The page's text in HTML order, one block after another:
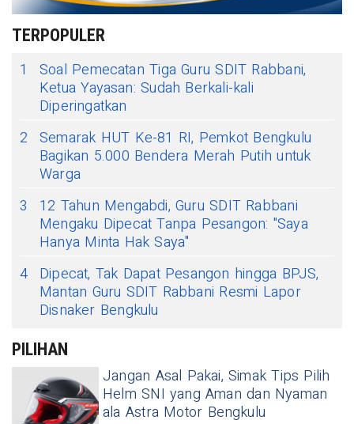
TERPOPULER
1
Soal Pemecatan Tiga Guru SDIT Rabbani,
Ketua Yayasan: Sudah Berkali-kali
Diperingatkan
2 Semarak HUT Ke-81 RI, Pemkot Bengkulu
Bagikan 5.000 Bendera Merah Putih untuk
Warga
3
12 Tahun Mengabdi, Guru SDIT Rabbani
Mengaku Dipecat Tanpa Pesangon: "Saya
Hanya Minta Hak Saya"
4 Dipecat, Tak Dapat Pesangon hingga BPJS,
Mantan Guru SDIT Rabbani Resmi Lapor
Disnaker Bengkulu
PILIHAN
Jangan Asal Pakai, Simak Tips Pilih
Helm SNI yang Aman dan Nyaman
ala Astra Motor Bengkulu